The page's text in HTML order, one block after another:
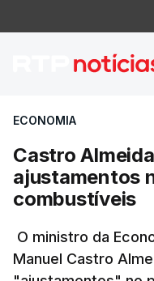
Castro
ECONOMIA
Castro
ajustamentos
combustíveis
O ministro da
Manuel Castro